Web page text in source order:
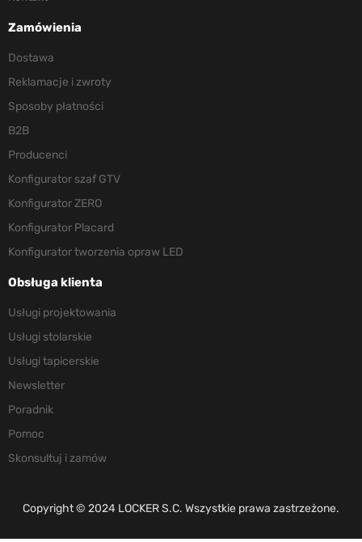
Zamówienia
Dostawa
Reklamacje i zwroty
Sposoby płatności
B2B
Producenci
Konfigurator szaf GTV
Konfigurator ZERO
Konfigurator Placard
Konfigurator tworzenia opraw LED
Obsługa klienta
Usługi projektowania
Usługi stolarskie
Usługi tapicerskie
Newsletter
Poradnik
Pomoc
Skonsultuj i zamów
Copyright © 2024 LOCKER S.C. Wszystkie prawa zastrzeżone.